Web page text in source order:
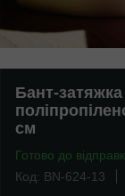
Бант-
см
Готово до
Код: BN-624-13